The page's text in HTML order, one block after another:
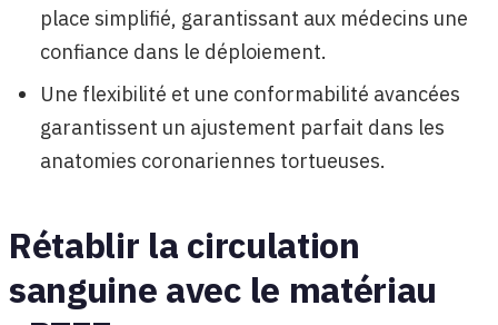
place simplifié, garantissant aux médecins une
confiance dans le déploiement.
Une flexibilité et une conformabilité avancées
garantissent un ajustement parfait dans les
anatomies coronariennes tortueuses.
Rétablir la circulation
sanguine avec le matériau